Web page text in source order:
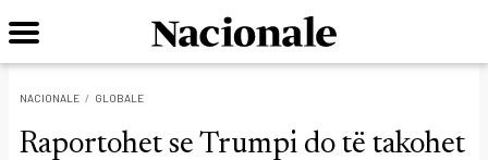
NACIONALE GLOBALE
Raportohet se Trumpi do të takohet